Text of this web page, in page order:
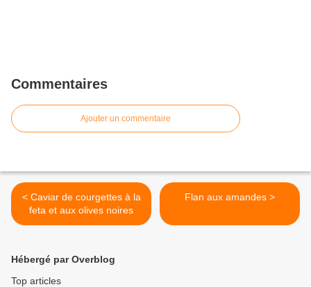
Commentaires
Ajouter un commentaire
< Caviar de courgettes à la
feta et aux olives noires
Flan aux amandes >
Hébergé par Overblog
Top articles